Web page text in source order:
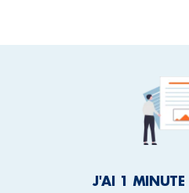
J'AI 1 MINUTE